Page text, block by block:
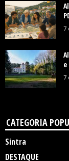
7
7
CATEGORIA
Sintra
DESTAQUE